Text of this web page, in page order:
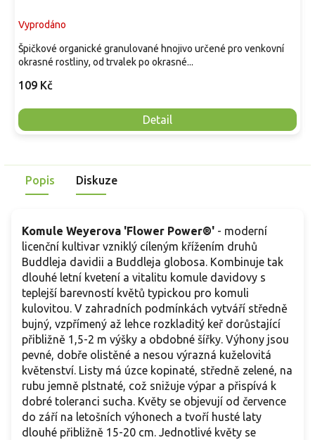
Vyprodáno
109 Kč
Detail
Špičkové organické granulované hnojivo určené pro venkovní
okrasné rostliny, od trvalek po okrasné...
Popis Diskuze
Komule Weyerova 'Flower Power®' - moderní
licenční kultivar vzniklý cíleným křížením druhů
Buddleja davidii a Buddleja globosa. Kombinuje tak
dlouhé letní kvetení a vitalitu komule davidovy s
teplejší barevností květů typickou pro komuli
kulovitou. V zahradních podmínkách vytváří středně
bujný, vzpřímený až lehce rozkladitý keř dorůstající
přibližně 1,5-2 m výšky a obdobné šířky. Výhony jsou
pevné, dobře olistěné a nesou výrazná kuželovitá
květenství. Listy má úzce kopinaté, středně zelené, na
rubu jemně plstnaté, což snižuje výpar a přispívá k
dobré toleranci sucha. Květy se objevují od července
do září na letošních výhonech a tvoří husté laty
dlouhé přibližně 15-20 cm. Jednotlivé květy se